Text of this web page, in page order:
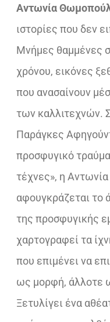
Αντωνία
ιστορίες που δεν
Μνήμες θαμμένες
χρόνου, εικόνες
που ανασαίνουν
των καλλιτεχνών.
Παράγκες
προσφυγικό
τέχνες», η
αφουγκράζεται το
της προσφυγικής
χαρτογραφεί τα
που επιμένει να
ως μορφή, άλλοτε
Ξετυλίγει ένα